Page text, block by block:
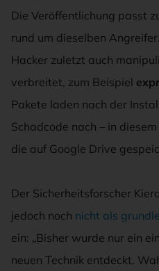
Die Veröffentlichung passt
rund um dieselben
Hacker zuletzt auch
verbreitet, zum Beispiel
Pakete laden nach der
Schadcode nach – in
die auf Google Drive
Der Sicherheitsforscher
jedoch noch nicht als
ein: „Bisher wurde nur ein
neuen Technik entdeckt.